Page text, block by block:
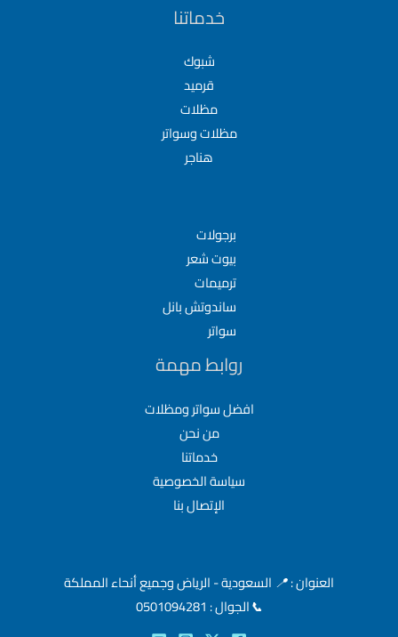
خدماتنا
شبوك
قرميد
مظلات
مظلات وسواتر
هناجر
برجولات
بيوت شعر
ترميمات
ساندوتش بانل
سواتر
روابط مهمة
افضل سواتر ومظلات
من نحن
خدماتنا
سياسة الخصوصية
الإتصال بنا
العنوان :📍 السعودية - الرياض وجميع أنحاء المملكة
📞الجوال : 0501094281